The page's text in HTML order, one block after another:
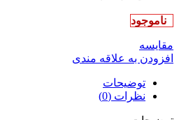
ناموجود
مقایسه
افزودن به علاقه مندی
توضیحات
نظرات (0)